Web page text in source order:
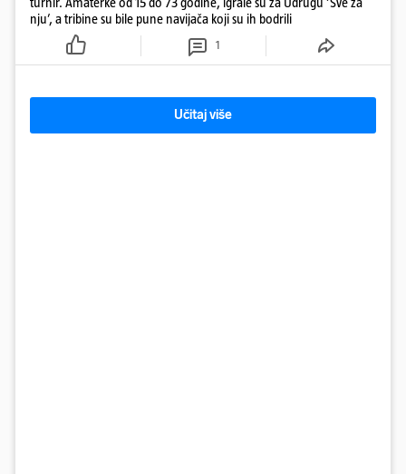
nju’, a tribine su bile pune navijača koji su ih bodrili
1
Učitaj više